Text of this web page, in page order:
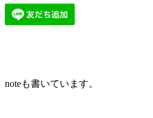
noteも書いています。